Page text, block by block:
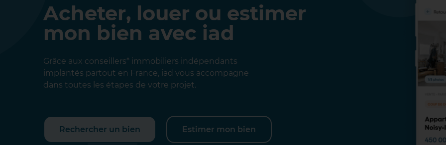
Acheter, louer ou estimer
mon bien avec iad
Grâce aux conseillers* immobiliers indépendants
implantés partout en France, iad vous accompagne
dans toutes les étapes de votre projet.
Rechercher un bien Estimer mon bien